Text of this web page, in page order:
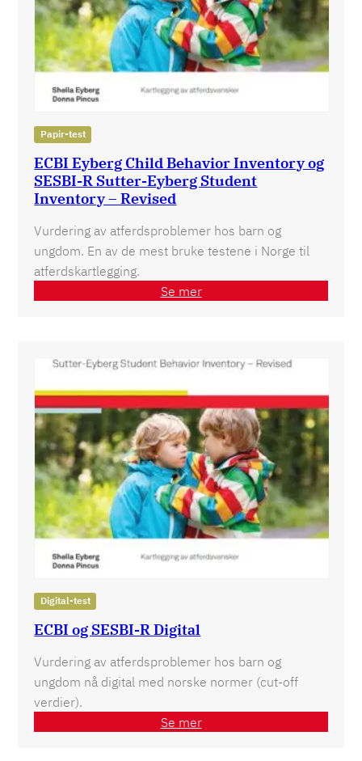
Papir-test
ECBI Eyberg Child Behavior Inventory og
SESBI-R Sutter-Eyberg Student
Inventory – Revised
Vurdering av atferdsproblemer hos barn og
ungdom. En av de mest bruke testene i Norge til
atferdskartlegging.
Se mer
Digital-test
ECBI og SESBI-R Digital
Vurdering av atferdsproblemer hos barn og
ungdom nå digital med norske normer (cut-off
verdier).
Se mer